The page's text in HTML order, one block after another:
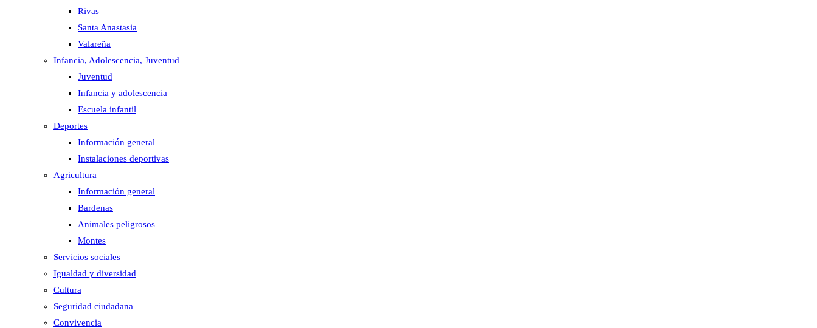
Rivas
Santa Anastasia
Valareña
Infancia, Adolescencia, Juventud
Juventud
Infancia y adolescencia
Escuela infantil
Deportes
Información general
Instalaciones deportivas
Agricultura
Información general
Bardenas
Animales peligrosos
Montes
Servicios sociales
Igualdad y diversidad
Cultura
Seguridad ciudadana
Convivencia